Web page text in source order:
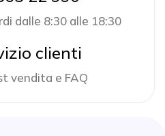
dalle 8:30 alle 18:30
clienti
vendita e FAQ